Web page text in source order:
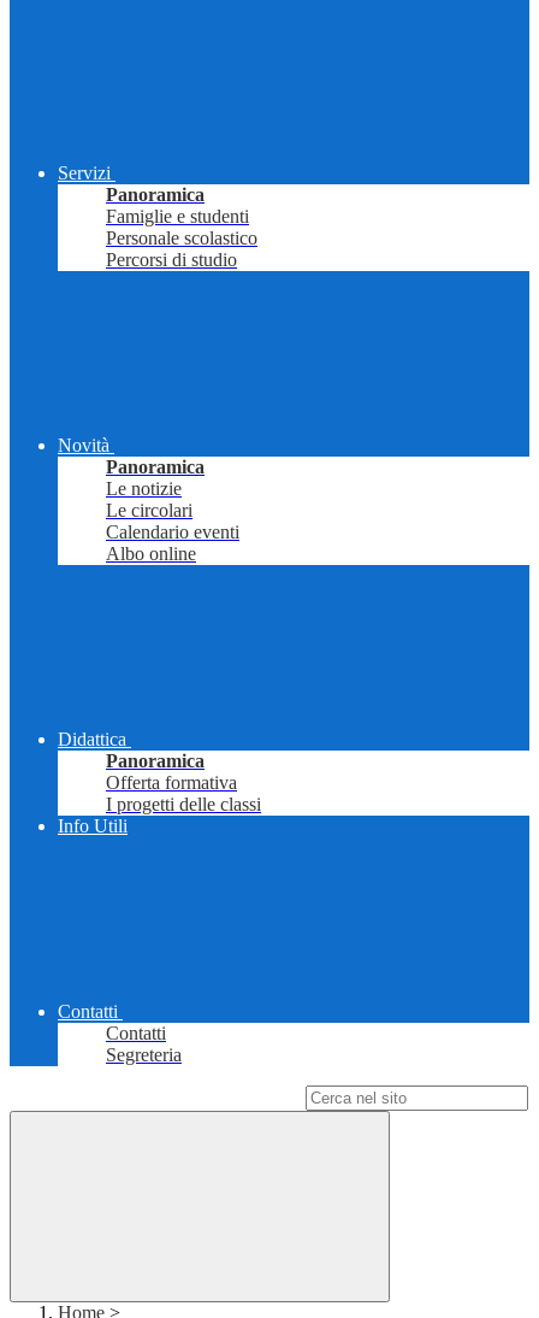
Servizi
Panoramica
Famiglie e studenti
Personale scolastico
Percorsi di studio
Novità
Panoramica
Le notizie
Le circolari
Calendario eventi
Albo online
Didattica
Panoramica
Offerta formativa
I progetti delle classi
Info Utili
Contatti
Contatti
Segreteria
Home >